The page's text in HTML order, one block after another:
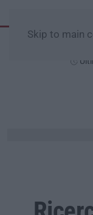
Skip to main